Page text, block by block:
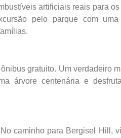
artificiais reais para
pelo parque com
gratuito. Um verdadeiro
árvore centenária e
caminho para Bergisel Hill,